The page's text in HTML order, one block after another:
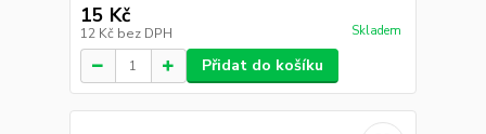
15 Kč
12 Kč bez DPH Skladem
Přidat do košíku